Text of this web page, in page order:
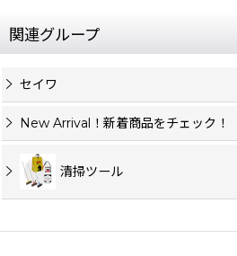
関連グループ
セイワ
New Arrival！新着商品をチェック！
清掃ツール